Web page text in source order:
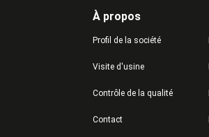
Le polyuréthane
À propos
Profil de la société
Visite d'usine
Contrôle de la qualité
Contact